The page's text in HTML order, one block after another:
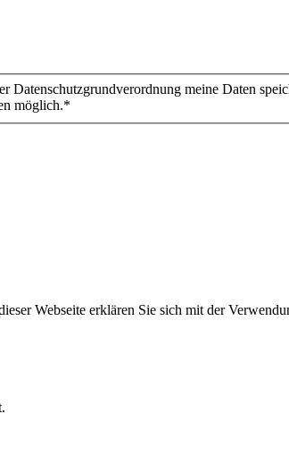
meine Daten
möglich.*
Webseite erklären Sie sich mit der